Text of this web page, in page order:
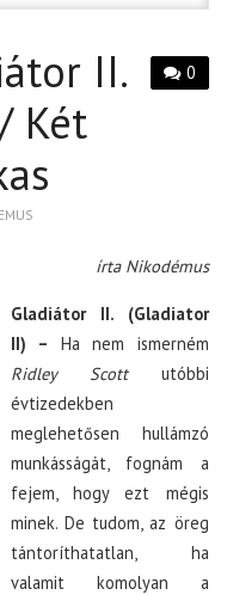
0
II.
Két
írta Nikodémus
Gladiátor II. (Gladiator
II) –
Ha nem ismerném
Ridley Scottutóbbi
évtizedekben
meglehetősen hullámzó
munkásságát, fognám a
fejem, hogy ezt mégis
minek. De tudom, az öreg
tántoríthatatlan, ha
valamit komolyan a